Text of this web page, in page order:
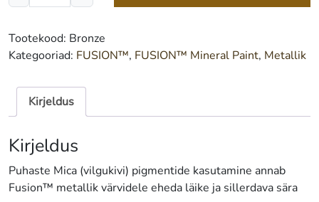
Bronze
37
kogus
Tootekood: Bronze
Kategooriad: FUSION™, FUSION™ Mineral Paint, Metallik
Kirjeldus
Kirjeldus
Puhaste Mica (vilgukivi) pigmentide kasutamine annab
Fusion™ metallik värvidele eheda läike ja sillerdava sära